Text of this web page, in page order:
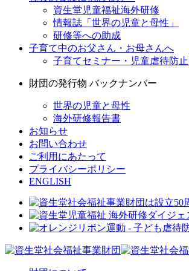
資生堂児童福祉海外研修
情報誌「世界の児童と母性」
研修等への助成
子育て中のお父さん・お母さんへ
子育てセミナー・児童虐待防
財団の発行物 バックナンバー
世界の児童と母性
海外研修報告書
お知らせ
お問い合わせ
ご利用にあたって
プライバシーポリシー
ENGLISH